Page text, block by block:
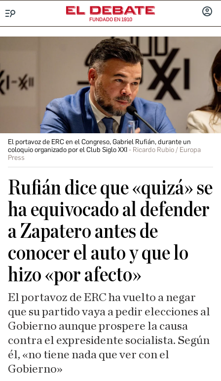
FUNDADO EN 1910
El portavoz de ERC en el Congreso, Gabriel Rufián, durante un
coloquio organizado por el Club Siglo XXI
Ricardo Rubio / Europa
Press
Rufián dice que «quizá» se
ha equivocado al defender
a Zapatero antes de
conocer el auto y que lo
hizo «por afecto»
El portavoz de ERC ha vuelto a negar
que su partido vaya a pedir elecciones al
Gobierno aunque prospere la causa
contra el expresidente socialista. Según
él, «no tiene nada que ver con el
Gobierno»